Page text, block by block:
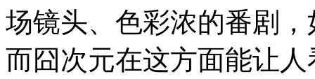
场镜头、色彩浓的番剧
而囧次元在这方面能让